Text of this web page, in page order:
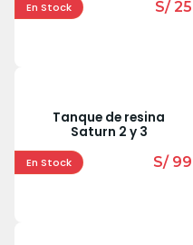
En Stock S/ 25
Tanque de resina
Saturn 2 y 3
En Stock S/ 99